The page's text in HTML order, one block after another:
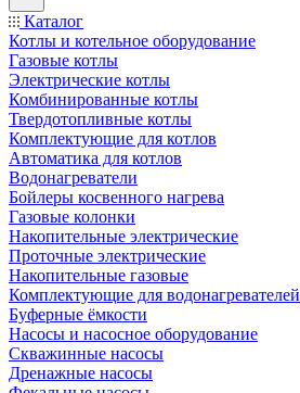
Каталог
Котлы и котельное оборудование
Газовые котлы
Электрические котлы
Комбинированные котлы
Твердотопливные котлы
Комплектующие для котлов
Автоматика для котлов
Водонагреватели
Бойлеры косвенного нагрева
Газовые колонки
Накопительные электрические
Проточные электрические
Накопительные газовые
Комплектующие для водонагревателей
Буферные ёмкости
Насосы и насосное оборудование
Скважинные насосы
Дренажные насосы